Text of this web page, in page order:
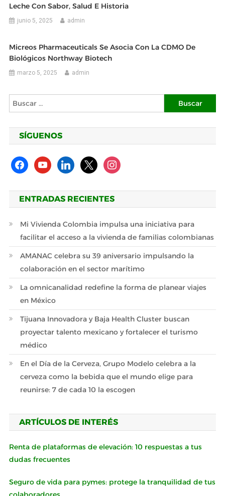
Leche Con Sabor, Salud E Historia
junio 5, 2025 admin
Micreos Pharmaceuticals Se Asocia Con La CDMO De
Biológicos Northway Biotech
marzo 5, 2025 admin
Buscar:
SÍGUENOS
facebookyoutubelinkedin
x instagram
ENTRADAS RECIENTES
Mi Vivienda Colombia impulsa una iniciativa para
facilitar el acceso a la vivienda de familias colombianas
AMANAC celebra su 39 aniversario impulsando la
colaboración en el sector marítimo
La omnicanalidad redefine la forma de planear viajes
en México
Tijuana Innovadora y Baja Health Cluster buscan
proyectar talento mexicano y fortalecer el turismo
médico
En el Día de la Cerveza, Grupo Modelo celebra a la
cerveza como la bebida que el mundo elige para
reunirse: 7 de cada 10 la escogen
ARTÍCULOS DE INTERÉS
Renta de plataformas de elevación: 10 respuestas a tus
dudas frecuentes
Seguro de vida para pymes: protege la tranquilidad de tus